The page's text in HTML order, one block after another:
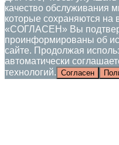
качество обслуживания
которые сохраняются
«СОГЛАСЕН» Вы
проинформированы об
сайте. Продолжая
автоматически
технологий. Согласен